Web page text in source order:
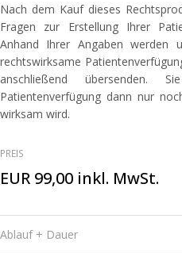
Nach dem Kauf dieses
Fragen zur Erstellung Ihrer
Anhand Ihrer Angaben werden
rechtswirksame
anschließend übersenden.
Patientenverfügung dann nur
wirksam wird.
PREIS
EUR 99,00 inkl. MwSt.
Ablauf + Dauer